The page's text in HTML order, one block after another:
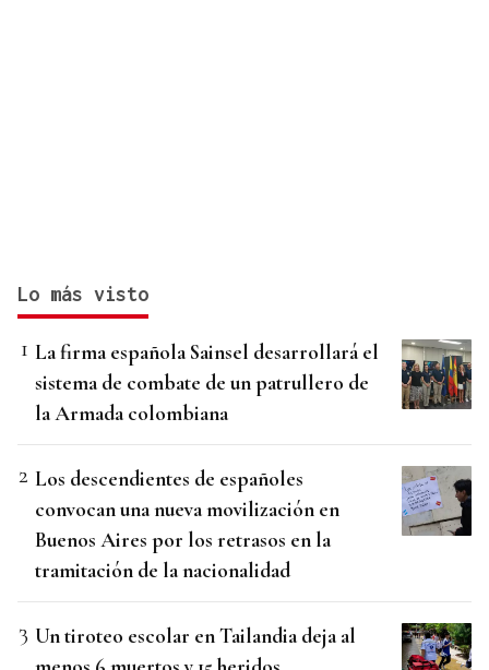
Lo más visto
La firma española Sainsel desarrollará el
sistema de combate de un patrullero de
la Armada colombiana
Los descendientes de españoles
convocan una nueva movilización en
Buenos Aires por los retrasos en la
tramitación de la nacionalidad
Un tiroteo escolar en Tailandia deja al